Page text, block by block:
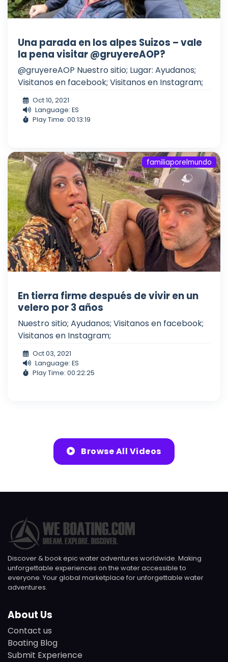
Una parada en los alpes Suizos – vale
la pena visitar @gruyereAOP?
@gruyereAOP Nuestro sitio; Lugar: Ayudanos;
Visitanos en facebook; Visitanos en Instagram;
Oct 10, 2021
Language: ES
Play Time: 00:13:19
familiaporelmundo
En tierra firme después de vivir en un
velero por 3 años
Nuestro sitio; Ayudanos; Visitanos en facebook;
Visitanos en Instagram;
Oct 03, 2021
Language: ES
Play Time: 00:22:25
Browse All Videos
Discover & book epic water adventures worldwide. Making
unforgettable experiences on the water accessible to
everyone. Your global marketplace for unforgettable water
adventures.
About Us
Contact us
Boating Blog
Submit Experience